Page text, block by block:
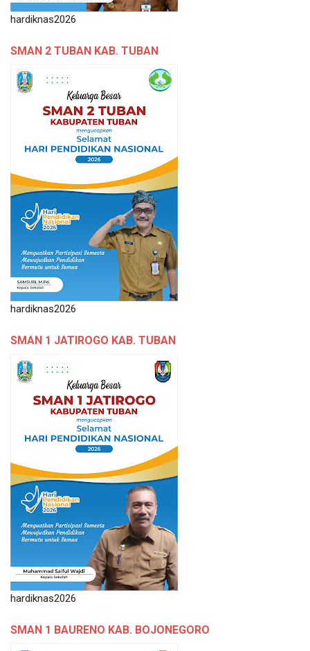
hardiknas2026
SMAN 2 TUBAN KAB. TUBAN
hardiknas2026
SMAN 1 JATIROGO KAB. TUBAN
hardiknas2026
SMAN 1 BAURENO KAB. BOJONEGORO